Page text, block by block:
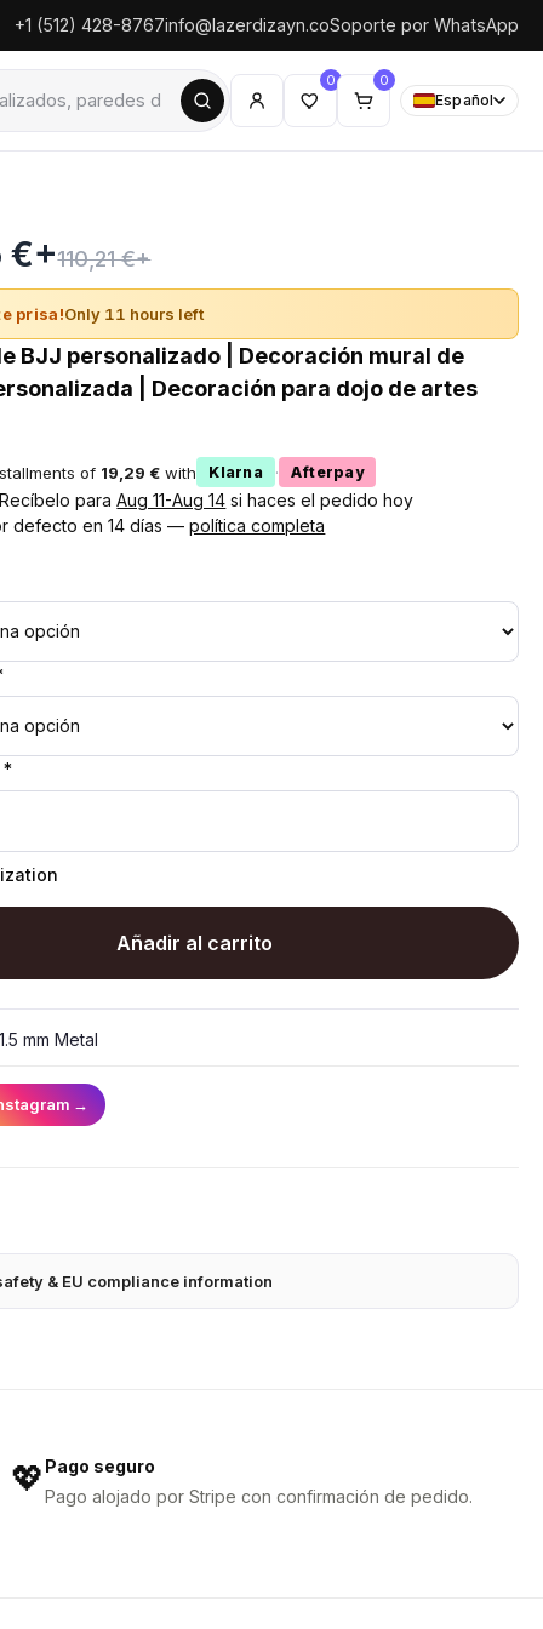
+1 (512) 428-8767info@lazerdizayn.coSoporte por WhatsApp
0 0
Español
€+110,21 €+
prisa!Only 11 hours left
BJJ personalizado | Decoración mural de
| Decoración para dojo de artes
of 19,29 € with Klarna · Afterpay
paraAug 11-Aug 14 si haces el pedido hoy
defecto en 14 días —política completa
Añadir al carrito
mm Metal
→
& EU compliance information
💖Pago seguro
Pago alojado por Stripe con confirmación de pedido.